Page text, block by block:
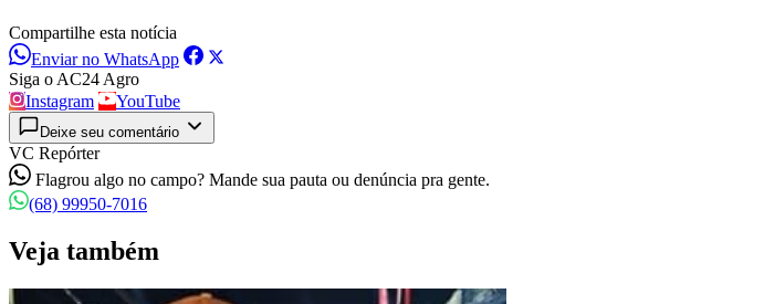
Compartilhe esta notícia
Enviar no WhatsApp
Siga o AC24 Agro
Instagram
YouTube
Deixe seu comentário
VC Repórter
Flagrou algo no campo? Mande sua pauta ou denúncia pra gente.
(68) 99950-7016
Veja também